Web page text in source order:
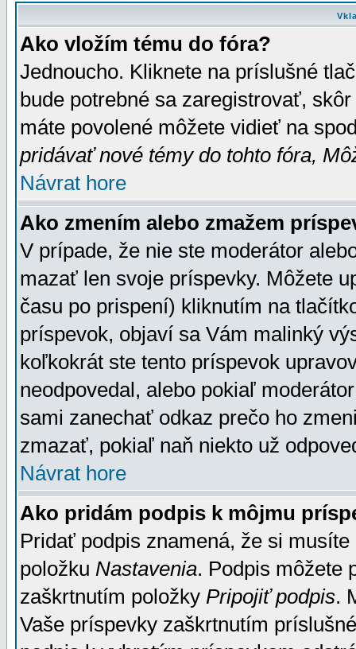
Ako vložím tému do fóra?
Jednoucho. Kliknete na príslušné
bude potrebné sa zaregistrovať,
máte povolené môžete vidieť na
pridávať nové témy do tohto fóra,
Návrat hore
Ako zmením alebo zmažem
V prípade, že nie ste moderátor
mazať len svoje príspevky. Môžete
času po prispení) kliknutím na
príspevok, objaví sa Vám malinký
koľkokrát ste tento príspevok
neodpovedal, alebo pokiaľ
sami zanechať odkaz prečo ho
zmazať, pokiaľ naň niekto už
Návrat hore
Ako pridám podpis k môjmu
Pridať podpis znamená, že si
položku Nastavenia. Podpis môžete
zaškrtnutím položky Pripojiť podpis.
Vaše príspevky zaškrtnutím